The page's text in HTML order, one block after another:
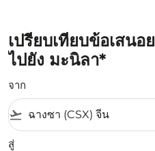
เปรียบเทียบข้อเสน
ไปยัง มะนิลา*
จาก
flight_takeoff
สู่